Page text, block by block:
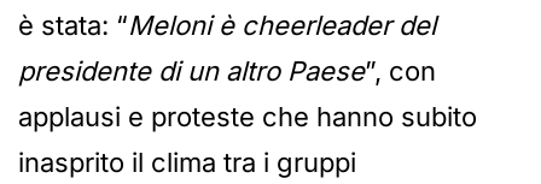
è stata: “Meloni è cheerleader del
presidente di un altro Paese”, con
applausi e proteste che hanno subito
inasprito il clima tra i gruppi